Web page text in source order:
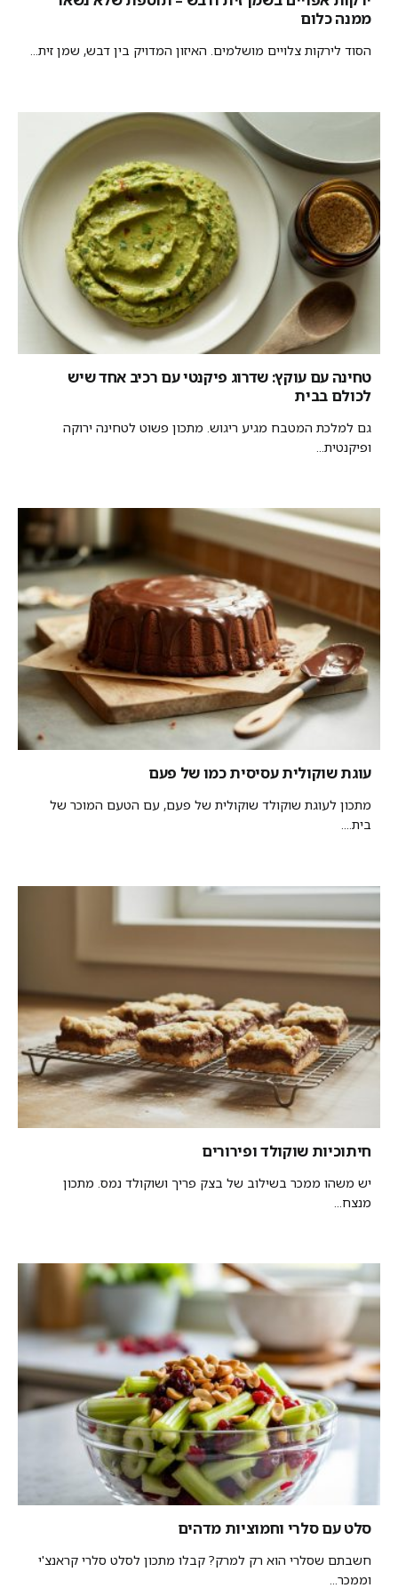
ממנה כלום
הסוד לירקות צלויים מושלמים. האיזון המדויק בין דבש, שמן זית...
טחינה עם עוקץ: שדרוג פיקנטי עם רכיב אחד שיש
לכולם בבית
גם למלכת המטבח מגיע ריגוש. מתכון פשוט לטחינה ירוקה
ופיקנטית...
עוגת שוקולית עסיסית כמו של פעם
מתכון לעוגת שוקולד שוקולית של פעם, עם הטעם המוכר של
בית....
חיתוכיות שוקולד ופירורים
יש משהו ממכר בשילוב של בצק פריך ושוקולד נמס. מתכון
מנצח...
סלט עם סלרי וחמוציות מדהים
חשבתם שסלרי הוא רק למרק? קבלו מתכון לסלט סלרי קראנצ'י
וממכר...